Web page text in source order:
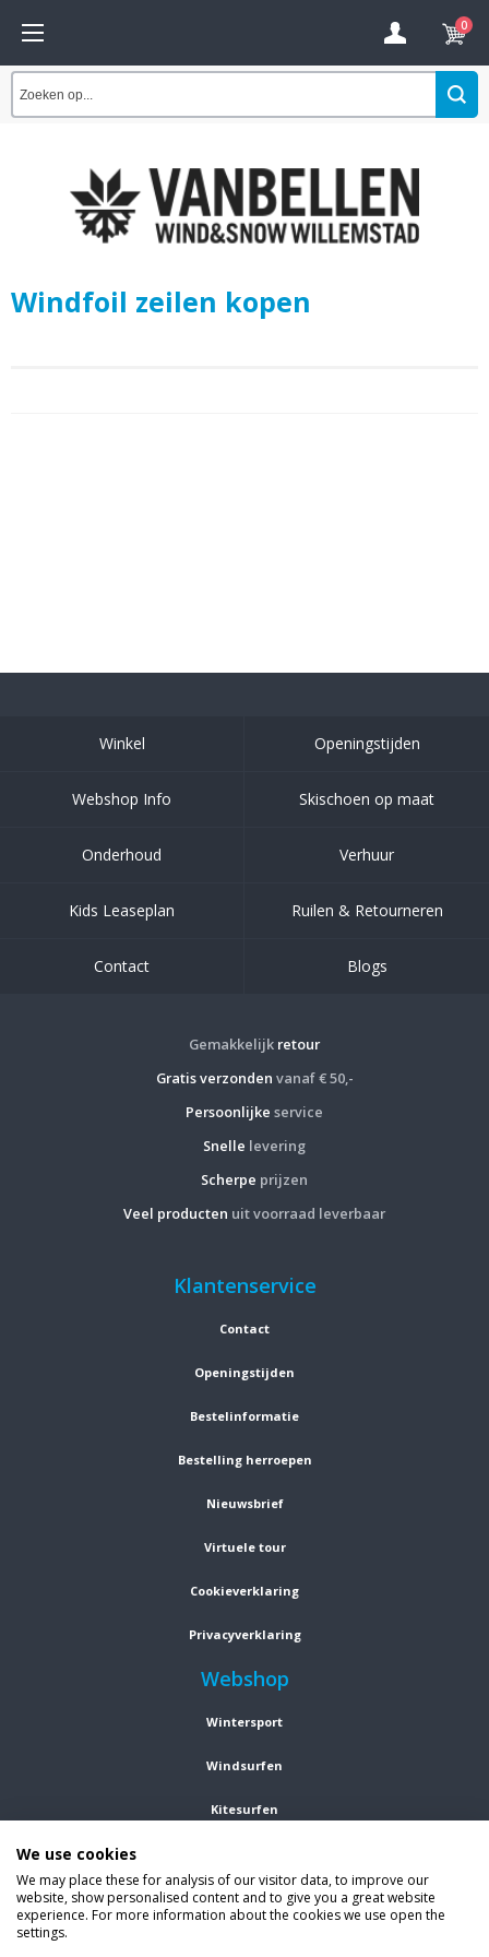
0
Windfoil zeilen kopen
Winkel Openingstijden
Webshop Info Skischoen op maat
Onderhoud Verhuur
Kids Leaseplan Ruilen & Retourneren
Contact Blogs
Gemakkelijk retour
Gratis verzonden vanaf € 50,-
Persoonlijke service
Snelle levering
Scherpe prijzen
Veel producten uit voorraad leverbaar
Klantenservice
Contact
Openingstijden
Bestelinformatie
Bestelling herroepen
Nieuwsbrief
Virtuele tour
Cookieverklaring
Privacyverklaring
Webshop
Wintersport
Windsurfen
Kitesurfen
Kleding
Vind ons op social media
We use cookies
We may place these for analysis of our visitor data, to improve our
website, show personalised content and to give you a great website
experience. For more information about the cookies we use open the
settings.